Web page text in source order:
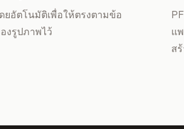
ยอัตโนมัติเพื่อให้ตรงตามข้อ
งรูปภาพไว้
แ
ส